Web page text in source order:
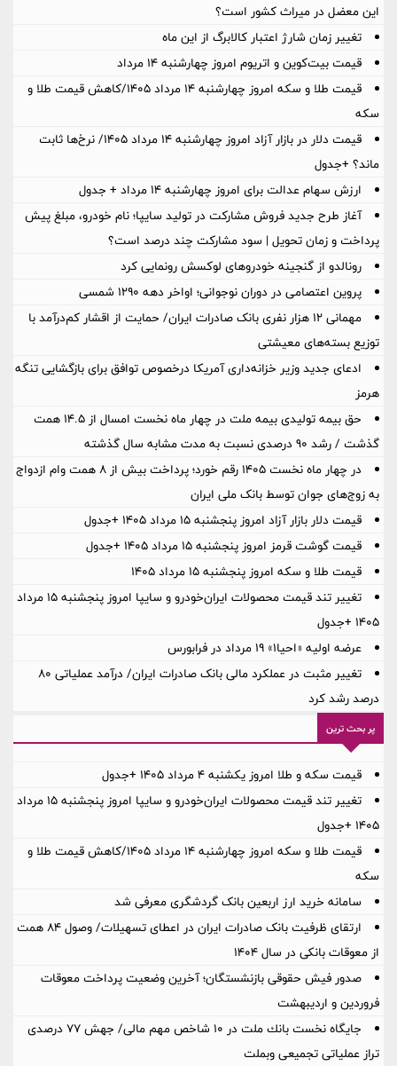
این معضل در میراث کشور است؟
تغییر زمان شارژ اعتبار کالابرگ از این ماه
قیمت بیت‌کوین و اتریوم امروز چهارشنبه ۱۴ مرداد
قیمت طلا و سکه امروز چهارشنبه ۱۴ مرداد ۱۴۰۵/کاهش قیمت طلا و
سکه
قیمت دلار در بازار آزاد امروز چهارشنبه ۱۴ مرداد ۱۴۰۵/ نرخ‌ها ثابت
ماند؟ +جدول
ارزش سهام عدالت برای امروز چهارشنبه ۱۴ مرداد + جدول
آغاز طرح جدید فروش مشارکت در تولید سایپا؛ نام خودرو، مبلغ پیش
پرداخت و زمان تحویل | سود مشارکت چند درصد است؟
رونالدو از گنجینه خودروهای لوکسش رونمایی کرد
پروین اعتصامی در دوران نوجوانی؛ اواخر دهه ۱۲۹۰ شمسی
مهمانی ۱۲ هزار نفری بانک صادرات ایران/ حمایت از اقشار کم‌درآمد با
توزیع بسته‌های معیشتی
ادعای جدید وزیر خزانه‌داری آمریکا درخصوص توافق برای بازگشایی تنگه
هرمز
حق بیمه تولیدی بیمه ملت در چهار ماه نخست امسال از 14.5 همت
گذشت / رشد 90 درصدی نسبت به مدت مشابه سال گذشته
در چهار ماه نخست ۱۴۰۵ رقم خورد؛ پرداخت بیش از ۸ همت وام ازدواج
به زوج‌های جوان توسط بانک ملی ایران
قیمت دلار بازار آزاد امروز پنجشنبه ۱۵ مرداد ۱۴۰۵ +جدول
قیمت گوشت قرمز امروز پنجشنبه ۱۵ مرداد ۱۴۰۵ +جدول
قیمت طلا و سکه امروز پنجشنبه ۱۵ مرداد ۱۴۰۵
تغییر تند قیمت محصولات ایران‌خودرو و سایپا امروز پنجشنبه ۱۵ مرداد
۱۴۰۵ +جدول
عرضه اولیه «احیا۱» ۱۹ مرداد در فرابورس
تغییر مثبت در عملکرد مالی بانک صادرات ایران/ درآمد عملیاتی 80
درصد رشد کرد
پر بحث ترین
قیمت سکه و طلا امروز یکشنبه ۴ مرداد ۱۴۰۵ +جدول
تغییر تند قیمت محصولات ایران‌خودرو و سایپا امروز پنجشنبه ۱۵ مرداد
۱۴۰۵ +جدول
قیمت طلا و سکه امروز چهارشنبه ۱۴ مرداد ۱۴۰۵/کاهش قیمت طلا و
سکه
سامانه خرید ارز اربعین بانک گردشگری معرفی شد
ارتقای ظرفیت بانک صادرات ایران در اعطای تسهیلات/ وصول ۸۴ همت
از معوقات بانکی در سال ۱۴۰۴
صدور فیش حقوقی بازنشستگان؛ آخرین وضعیت پرداخت معوقات
فروردین و اردیبهشت
جایگاه نخست بانك ملت در 10 شاخص مهم مالی/ جهش 77 درصدی
تراز عملیاتی تجمیعی وبملت